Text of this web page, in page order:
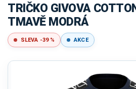
produktu
je
0,0
z
5
TRIČKO GIVOVA
TMAVĚ MODRÁ
SLEVA -39 % AKCE